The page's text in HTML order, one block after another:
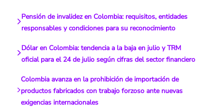
Pensión de invalidez en Colombia: requisitos, entidades
responsables y condiciones para su reconocimiento
Dólar en Colombia: tendencia a la baja en julio y TRM
oficial para el 24 de julio según cifras del sector financiero
Colombia avanza en la prohibición de importación de
productos fabricados con trabajo forzoso ante nuevas
exigencias internacionales